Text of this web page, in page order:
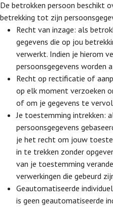
De betrokken persoon beschikt
betrekking tot zijn
Recht van inzage: als
gegevens die op jou
verwerkt. Indien je hierom
persoonsgegevens worden
Recht op rectificatie of
op elk moment verzoeken
of om je gegevens te
Je toestemming intrekken:
persoonsgegevens
je het recht om jouw
in te trekken zonder
van je toestemming
verwerkingen die gebeurd
Geautomatiseerde
is geen geautomatiseerde